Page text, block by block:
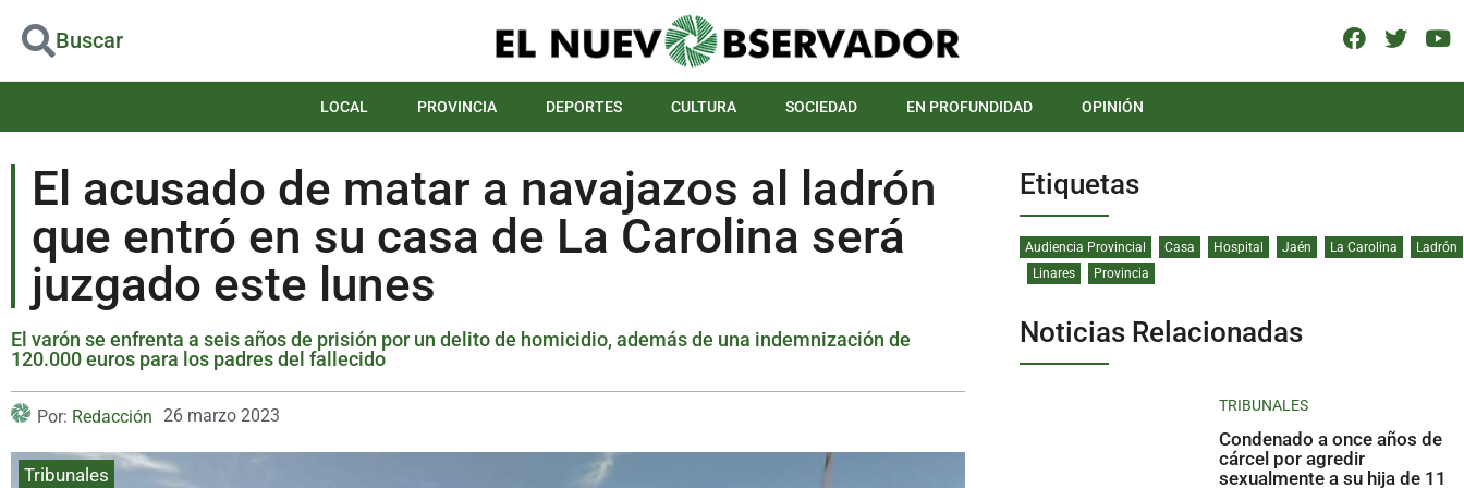
Buscar
LOCAL PROVINCIA DEPORTES CULTURA SOCIEDAD EN PROFUNDIDAD OPINIÓN
El acusado de matar a navajazos al ladrón
que entró en su casa de La Carolina será
juzgado este lunes
El varón se enfrenta a seis años de prisión por un delito de homicidio, además de una indemnización de
120.000 euros para los padres del fallecido
Por: Redacción 26 marzo 2023
Tribunales
Etiquetas
Audiencia Provincial Casa Hospital Jaén La Carolina
Ladrón
Linares
Provincia
Noticias Relacionadas
TRIBUNALES
Condenado a once años de
cárcel por agredir
sexualmente a su hija de 11